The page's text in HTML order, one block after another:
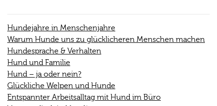
Hundejahre in Menschenjahre
Warum Hunde uns zu glücklicheren Menschen machen
Hundesprache & Verhalten
Hund und Familie
Hund – ja oder nein?
Glückliche Welpen und Hunde
Entspannter Arbeitsalltag mit Hund im Büro